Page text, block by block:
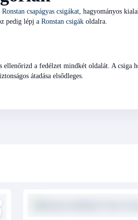
Ronstan csapágyas csigákat , hagyományos
pedig lépj a Ronstan csigák oldalra.
ellenőrizd a fedélzet mindkét oldalát. A csiga
átadása elsődleges.